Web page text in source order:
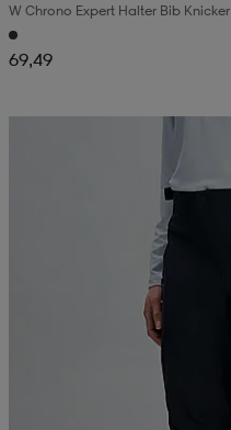
W Chrono Expert Halter Bib Knicker
69,49